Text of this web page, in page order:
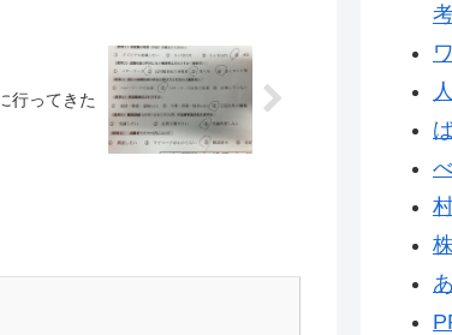
行ってきた